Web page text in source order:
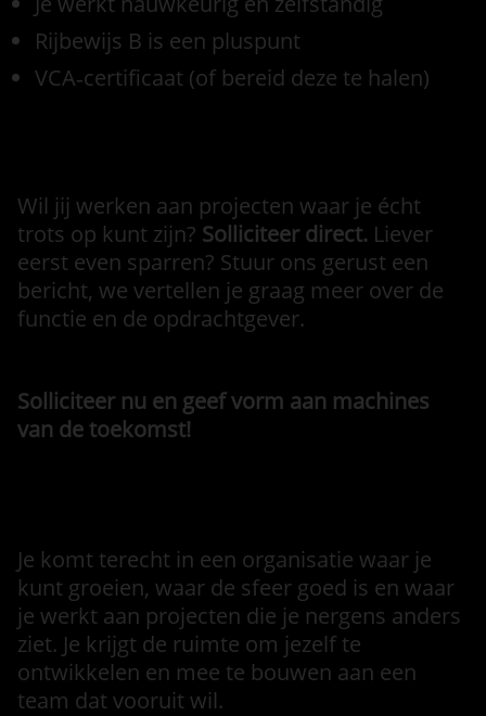
Rijbewijs B is een pluspunt
VCA‑certificaat (of bereid deze te halen)
Wil jij werken aan projecten waar je écht
trots op kunt zijn? Solliciteer direct. Liever
eerst even sparren? Stuur ons gerust een
bericht, we vertellen je graag meer over de
functie en de opdrachtgever.
Solliciteer nu en geef vorm aan machines
van de toekomst!
Je komt terecht in een organisatie waar je
kunt groeien, waar de sfeer goed is en waar
je werkt aan projecten die je nergens anders
ziet. Je krijgt de ruimte om jezelf te
ontwikkelen en mee te bouwen aan een
team dat vooruit wil.